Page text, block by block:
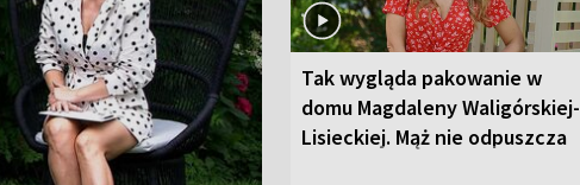
Tak wygląda pakowanie w
domu Magdaleny Waligórskiej-
Lisieckiej. Mąż nie odpuszcza